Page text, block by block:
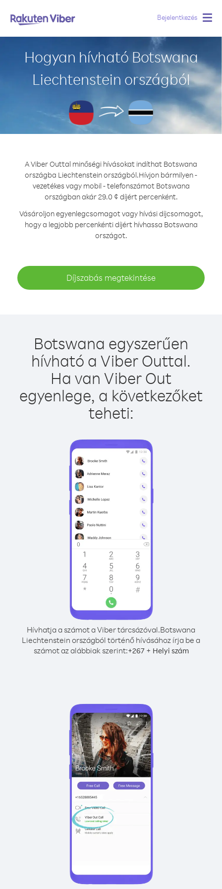
Bejelentkezés
Hogyan hívható Botswana
Liechtenstein országból
A Viber Outtal minőségi hívásokat indíthat Botswana
országba Liechtenstein országból.Hívjon bármilyen -
vezetékes vagy mobil - telefonszámot Botswana
országban akár 29.0 ¢ díjért percenként.
Vásároljon egyenlegcsomagot vagy hívási díjcsomagot,
hogy a legjobb percenkénti díjért hívhassa Botswana
országot.
Díjszabás megtekintése
Botswana egyszerűen
hívható a Viber Outtal.
Ha van Viber Out
egyenlege, a következőket
teheti:
Hívhatja a számot a Viber tárcsázóval.Botswana
Liechtenstein országból történő hívásához írja be a
számot az alábbiak szerint:+267+ Helyi szám